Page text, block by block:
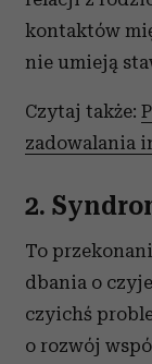
kontaktów
nie umieją
Czytaj także:
zadowalania
2.
To
dbania o
czyichś
o rozwój